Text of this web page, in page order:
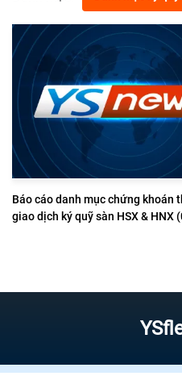
Báo cáo danh mục chứng khoán
giao dịch ký quỹ sàn HSX & HNX
YSflex –